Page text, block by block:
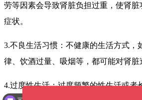
劳等因素会导致肾脏负担过重，使肾
症状。
3.不良生活习惯：不健康的生活方式，
律、饮酒过量、吸烟等，都可能对肾脏
4.过度性生活：过度频繁的性生活或者